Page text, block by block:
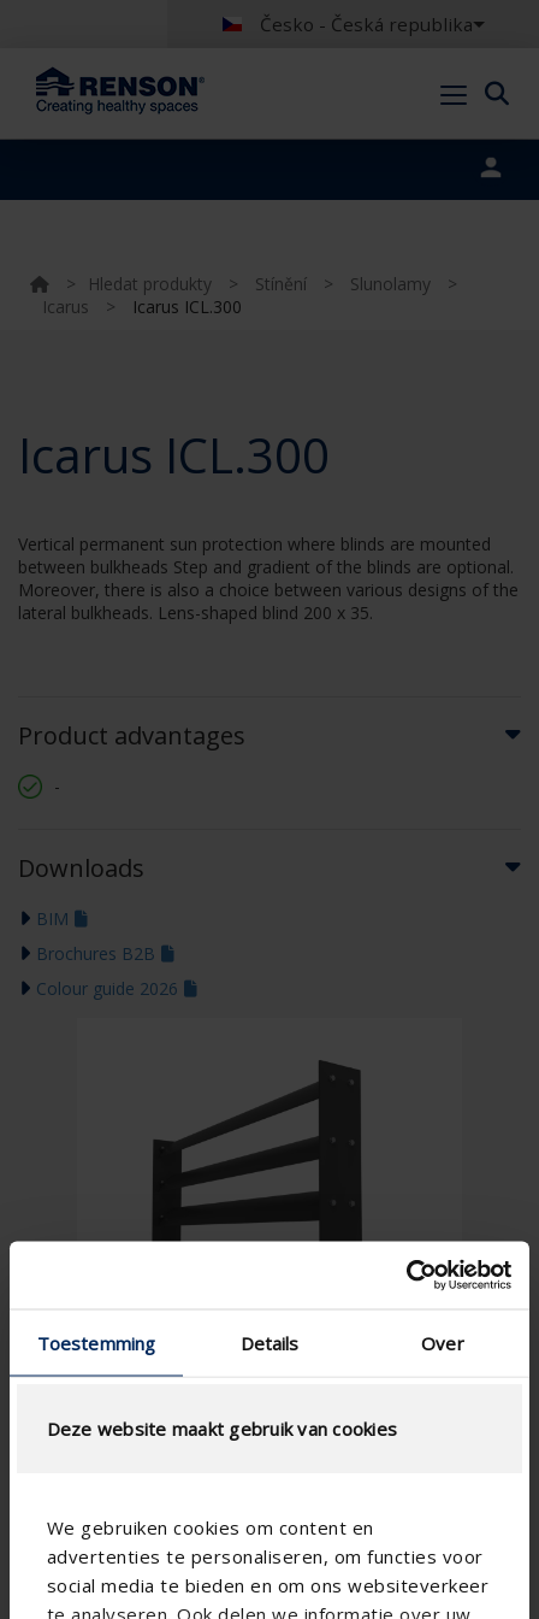
Toestemming Details Over
Deze website maakt gebruik van cookies
We gebruiken cookies om content en
advertenties te personaliseren, om functies voor
social media te bieden en om ons websiteverkeer
te analyseren. Ook delen we informatie over uw
Česko - Česká republika
> Hledat produkty > Stínění > Slunolamy
>
Icarus
> Icarus ICL.300
Icarus ICL.300
Vertical permanent sun protection where blinds are mounted
between bulkheads Step and gradient of the blinds are optional.
Moreover, there is also a choice between various designs of the
lateral bulkheads. Lens-shaped blind 200 x 35.
Product advantages
-
Downloads
BIM
Brochures B2B
Colour guide 2026